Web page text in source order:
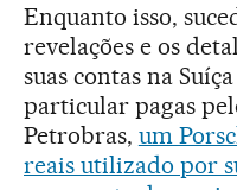
Enquanto isso,
revelações e os
suas contas na
particular pagas
Petrobras, um
reais utilizado por